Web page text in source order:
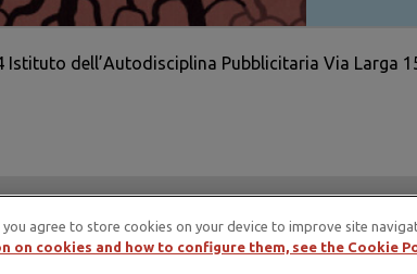
Istituto dell’Autodisciplina Pubblicitaria Via Larga
IAP è membro di EASA – European Advertising
you agree to store cookies on your device to improve site
on cookies and how to configure them, see the Cookie